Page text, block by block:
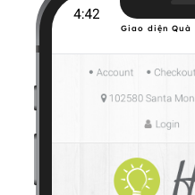
Giao diện Quà